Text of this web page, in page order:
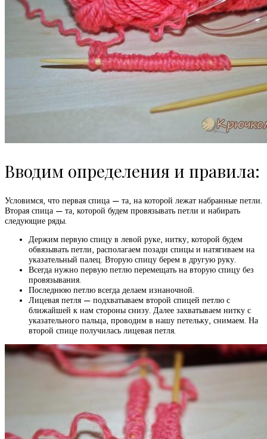
Вводим определения и правила:
Условимся, что первая спица — та, на которой лежат набранные петли.
Вторая спица — та, которой будем провязывать петли и набирать
следующие ряды.
Держим первую спицу в левой руке, нитку, которой будем
обвязывать петли, располагаем позади спицы и натягиваем на
указательный палец. Вторую спицу берем в другую руку.
Всегда нужно первую петлю перемещать на вторую спицу без
провязывания.
Последнюю петлю всегда делаем изнаночной.
Лицевая петля — подхватываем второй спицей петлю с
ближайшей к нам стороны снизу. Далее захватываем нитку с
указательного пальца, проводим в нашу петельку, снимаем. На
второй спице получилась лицевая петля.